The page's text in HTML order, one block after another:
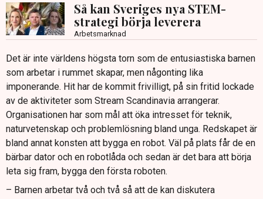
Så kan Sveriges nya STEM-
strategi börja leverera
Arbetsmarknad
Det är inte världens högsta torn som de entusiastiska barnen
som arbetar i rummet skapar, men någonting lika
imponerande. Hit har de kommit frivilligt, på sin fritid lockade
av de aktiviteter som Stream Scandinavia arrangerar.
Organisationen har som mål att öka intresset för teknik,
naturvetenskap och problemlösning bland unga. Redskapet är
bland annat konsten att bygga en robot. Väl på plats får de en
bärbar dator och en robotlåda och sedan är det bara att börja
leta sig fram, bygga den första roboten.
– Barnen arbetar två och två så att de kan diskutera